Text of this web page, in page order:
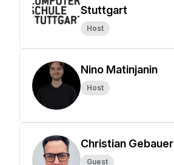
Stuttgart
Host
Nino Matinjanin
Host
Christian Gebauer
Guest